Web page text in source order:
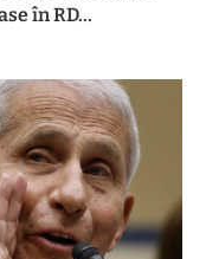
în RD...